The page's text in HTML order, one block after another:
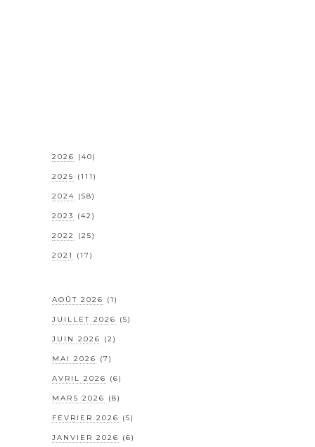
2026 (40)
2025 (111)
2024 (58)
2023 (42)
2022 (25)
2021 (17)
AOÛT 2026 (1)
JUILLET 2026 (5)
JUIN 2026 (2)
MAI 2026 (7)
AVRIL 2026 (6)
MARS 2026 (8)
FÉVRIER 2026 (5)
JANVIER 2026 (6)